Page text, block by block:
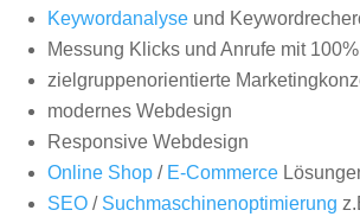
Keywordanalyseund
Messung Klicks und Anrufe mit
zielgruppenorientierte
modernes Webdesign
Responsive Webdesign
Online Shop/ E-Commerce
SEO/ Suchmaschinenoptimierung